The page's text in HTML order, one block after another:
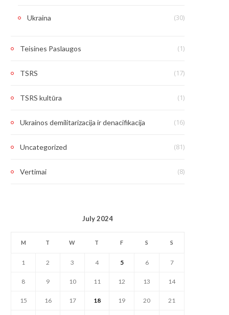
Ukraina (30)
Teisines Paslaugos (1)
TSRS (17)
TSRS kultūra (1)
Ukrainos demilitarizacija ir denacifikacija (16)
Uncategorized (81)
Vertimai (8)
July 2024
M T W T F S S
1 2 3 4 5 6 7
8 9 10 11 12 13 14
15 16 17 18 19 20 21